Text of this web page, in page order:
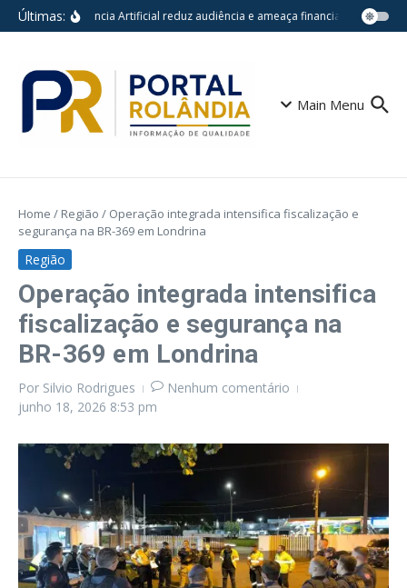
Ir para o conteúdo
Últimas:Inteligência Artificial reduz audiência e ameaça financiamento do
Main Menu
Home / Região / Operação integrada intensifica fiscalização e
segurança na BR-369 em Londrina
Região
Operação integrada intensifica
fiscalização e segurança na
BR-369 em Londrina
Por Silvio Rodrigues
Nenhum comentário
junho 18, 2026 8:53 pm